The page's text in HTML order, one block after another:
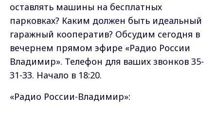
оставлять машины на бесплатных
парковках? Каким должен быть идеальный
гаражный кооператив? Обсудим сегодня в
вечернем прямом эфире «Радио России
Владимир». Телефон для ваших звонков 35-
31-33. Начало в 18:20.
«Радио России-Владимир»: